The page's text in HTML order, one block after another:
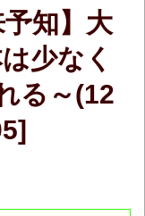
予知】大
少なく
る～(12